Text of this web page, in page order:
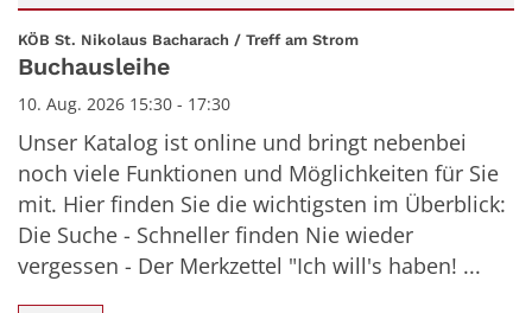
Datum: 10. August 2026
KÖB St. Nikolaus Bacharach / Treff am Strom:
Buchausleihe
10. Aug. 2026 15:30 - 17:30
Unser Katalog ist online und bringt nebenbei
noch viele Funktionen und Möglichkeiten für Sie
mit. Hier finden Sie die wichtigsten im Überblick:
Die Suche - Schneller finden Nie wieder
vergessen - Der Merkzettel "Ich will's haben! ...